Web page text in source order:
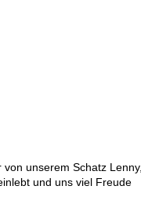
unserem Schatz Lenny,
und uns viel Freude